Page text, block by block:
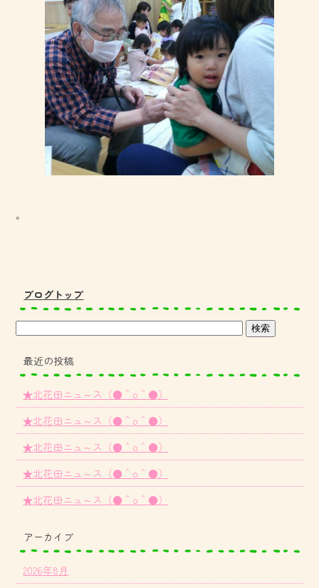
。
ブログトップ
最近の投稿
★北花田ニュ～ス（●＾o＾●）
★北花田ニュ～ス（●＾o＾●）
★北花田ニュ～ス（●＾o＾●）
★北花田ニュ～ス（●＾o＾●）
★北花田ニュ～ス（●＾o＾●）
アーカイブ
2026年8月